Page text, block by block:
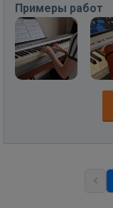
Примеры работ